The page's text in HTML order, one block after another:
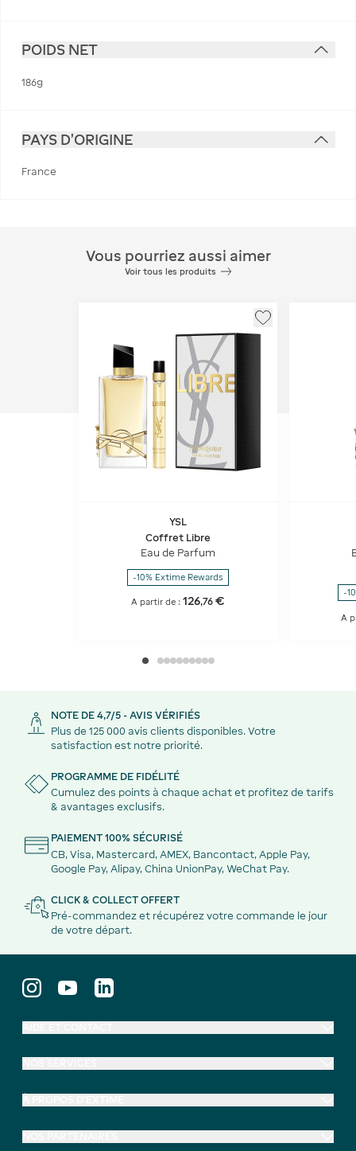
POIDS NET
186g
PAYS D'ORIGINE
France
Vous pourriez aussi aimer
Voir tous les produits
YSL
Coffret Libre
Eau de Parfum
-10% Extime Rewards
A partir de :126,76 €
-
A
NOTE DE 4,7/5 - AVIS VÉRIFIÉS
Plus de 125 000 avis clients disponibles. Votre
satisfaction est notre priorité.
PROGRAMME DE FIDÉLITÉ
Cumulez des points à chaque achat et profitez de tarifs
& avantages exclusifs.
PAIEMENT 100% SÉCURISÉ
CB, Visa, Mastercard, AMEX, Bancontact, Apple Pay,
Google Pay, Alipay, China UnionPay, WeChat Pay.
CLICK & COLLECT OFFERT
Pré-commandez et récupérez votre commande le jour
de votre départ.